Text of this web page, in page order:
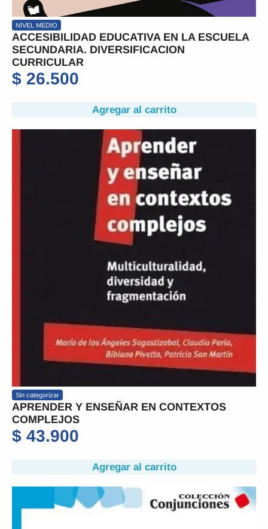
NIVEL MEDIO
ACCESIBILIDAD EDUCATIVA EN LA ESCUELA
SECUNDARIA. DIVERSIFICACION
CURRICULAR
$ 26.500
Agregar al carrito
Sin categorizar
APRENDER Y ENSEÑAR EN CONTEXTOS
COMPLEJOS
$ 43.900
Agregar al carrito